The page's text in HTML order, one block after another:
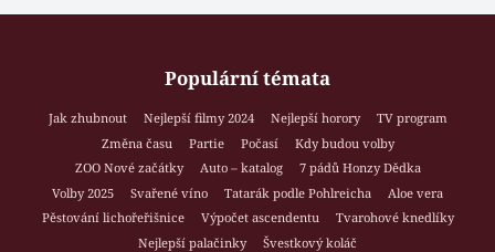
Populární témata
Jak zhubnout Nejlepší filmy 2024 Nejlepší horory
TV program
Změna času
Partie Počasí
Kdy budou volby
ZOO Nové začátky
Auto – katalog
7 pádů Honzy Dědka
Volby 2025
Svařené víno Tatarák podle Pohlreicha
Aloe vera
Pěstování lichořeřišnice
Výpočet ascendentu
Tvarohové knedlíky
Nejlepší palačinky
Švestkový koláč